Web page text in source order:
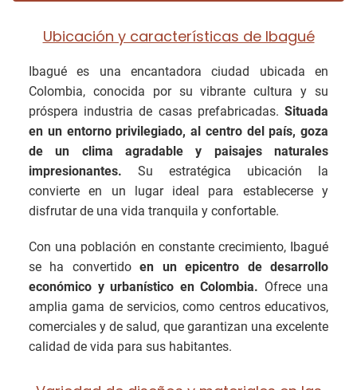
Ubicación y características de Ibagué
Ibagué es una encantadora ciudad ubicada en
Colombia, conocida por su vibrante cultura y su
próspera industria de casas prefabricadas. Situada
en un entorno privilegiado, al centro del país, goza
de un clima agradable y paisajes naturales
impresionantes. Su estratégica ubicación la
convierte en un lugar ideal para establecerse y
disfrutar de una vida tranquila y confortable.
Con una población en constante crecimiento, Ibagué
se ha convertidoen un epicentro de desarrollo
económico y urbanístico en Colombia. Ofrece una
amplia gama de servicios, como centros educativos,
comerciales y de salud, que garantizan una excelente
calidad de vida para sus habitantes.